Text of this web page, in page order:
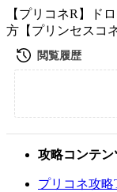
【プリコネR】ド
方【プリンセスコ
攻略コンテン
プリコネ攻略